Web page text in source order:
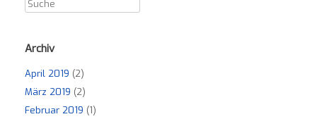
Archiv
April 2019 (2)
März 2019 (2)
Februar 2019 (1)